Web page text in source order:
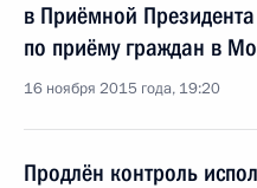
в Приёмной
по приёму граждан в
16 ноября 2015 года, 19:20
Продлён контроль